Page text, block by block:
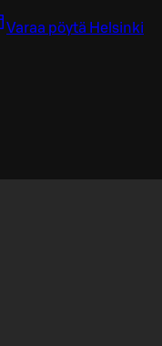
Varaa pöytä Helsinki